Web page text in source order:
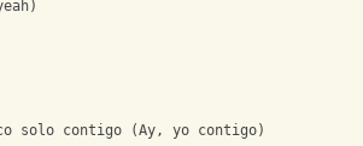
solo contigo (Ay, yo contigo)